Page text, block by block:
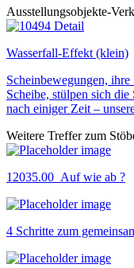
Ausstellungs­objekte-
Wasserfall-Effekt (klein)
Scheinbewegungen,
Scheibe, stülpen sich
nach einiger Zeit –
Weitere Treffer zum
12035.00_Auf wie ab ?
4 Schritte zum